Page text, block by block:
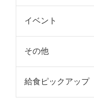
イベント
その他
給食ピックアップ